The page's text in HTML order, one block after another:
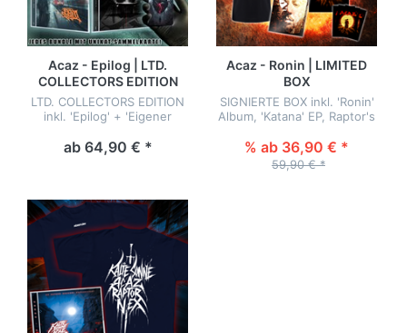
Acaz - Epilog | LTD.
COLLECTORS EDITION
LTD. COLLECTORS EDITION
inkl. 'Epilog' + 'Eigener
Umhängetasche mit Stick,
NFC-Sammelkarte, Sticker -
ab 64,90 € *
Acaz - Ronin | LIMITED
BOX
SIGNIERTE BOX inkl. 'Ronin'
Album, 'Katana' EP, Raptor's
Shirt, Kommentarbuch,
Poster und Sticker
% ab 36,90 € *
59,90 € *